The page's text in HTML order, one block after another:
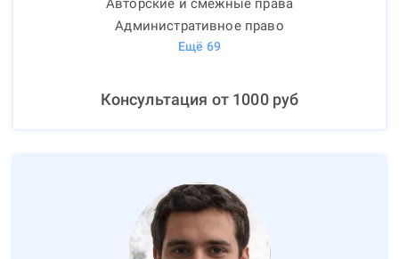
Авторские и смежные права
Административное право
Ещё 69
Консультация от 1000руб